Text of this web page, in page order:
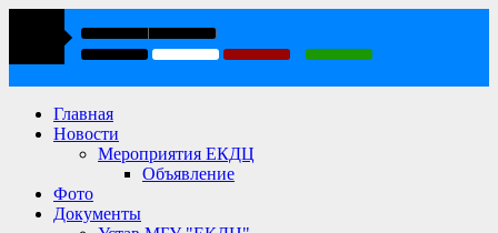
Главная
Новости
Мероприятия ЕКДЦ
Объявление
Фото
Документы